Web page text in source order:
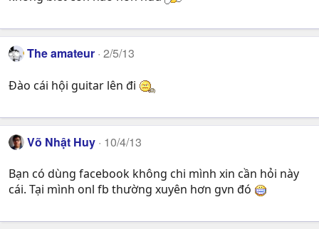
The amateur 2/5/13
Đào cái hội guitar lên đi
Võ Nhật Huy 10/4/13
Bạn có dùng facebook không chi mình xin cần hỏi này
cái. Tại mình onl fb thường xuyên hơn gvn đó